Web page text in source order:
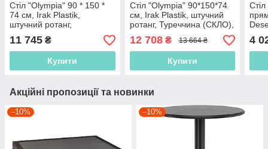
Стіл "Olympia" 90 * 150 *
74 см, Irak Plastik,
штучний ротанг,
Туреччина без скла
11 745 ₴
Купити
Стіл "Olympia" 90*150*74
см, Irak Plastik, штучний
ротанг, Туреччина (СКЛО),
бежевий
12 708₴ 13 664 ₴
Купити
4
Акційні пропозиції та новинки
–10% –10%